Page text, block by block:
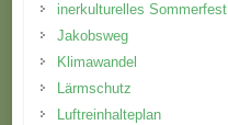
inerkulturelles Sommerfest
Jakobsweg
Klimawandel
Lärmschutz
Luftreinhalteplan